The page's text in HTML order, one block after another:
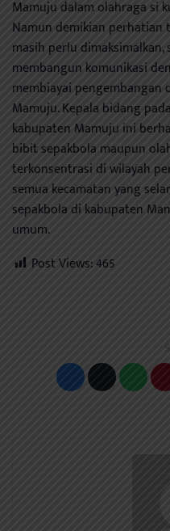
Mamuju dalam olahraga si
Namun demikian
masih perlu
membangun komunikasi
membiayai pengembangan
Mamuju. Kepala bidang
kabupaten Mamuju ini
bibit sepakbola maupun
terkonsentrasi di wilayah
semua kecamatan yang
sepakbola di kabupaten
umum.
Post Views:465